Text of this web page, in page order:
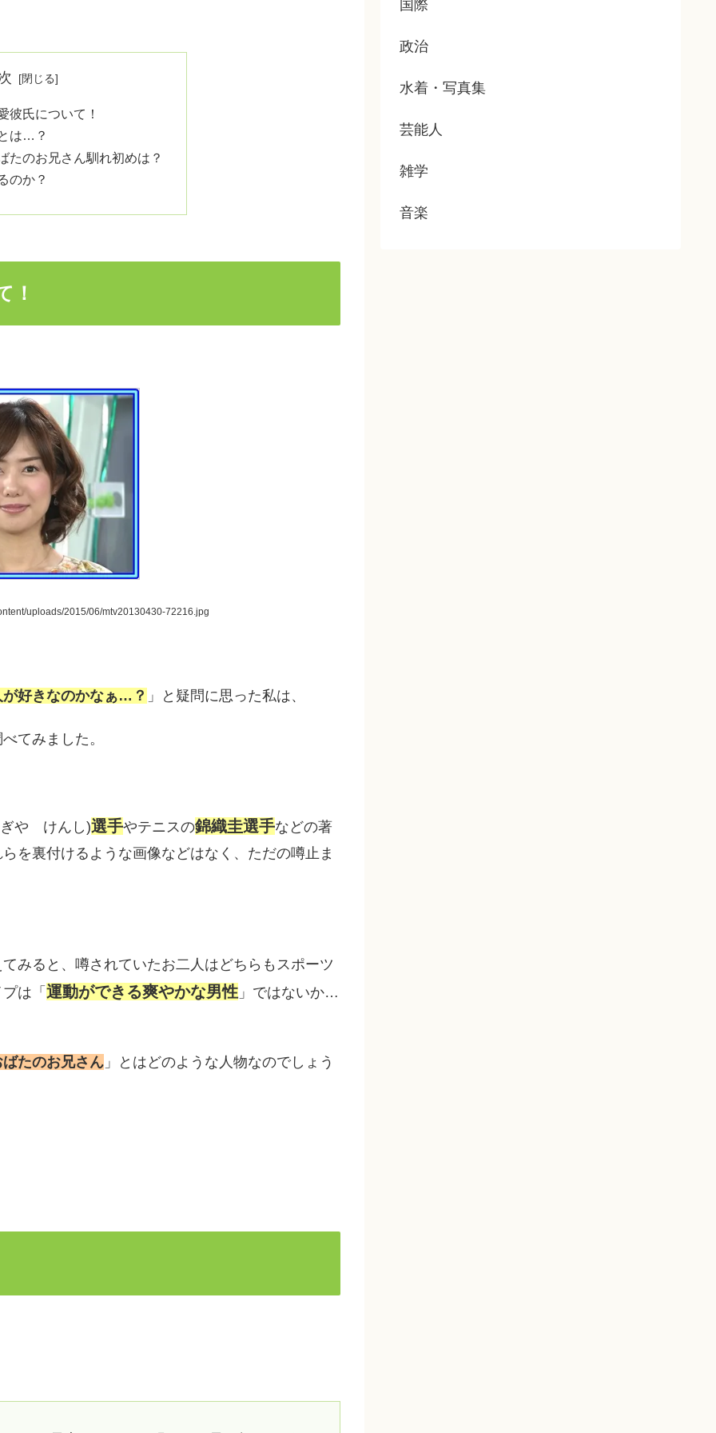
彼氏について！
は…？
たのお兄さん馴れ初めは？
のか？
！
uploads/2015/06/mtv20130430-72216.jpg
好きなのかなぁ…？ 」と疑問に思った私は、
てみました。
や けんし)選手やテニスの錦織圭選手などの著
を裏付けるような画像などはなく、ただの噂止ま
みると、噂されていたお二人はどちらもスポーツ
は「 運動ができる爽やかな男性 」ではないか…
ばたのお兄さん 」とはどのような人物なのでしょう
国際
政治
水着・写真集
芸能人
雑学
音楽